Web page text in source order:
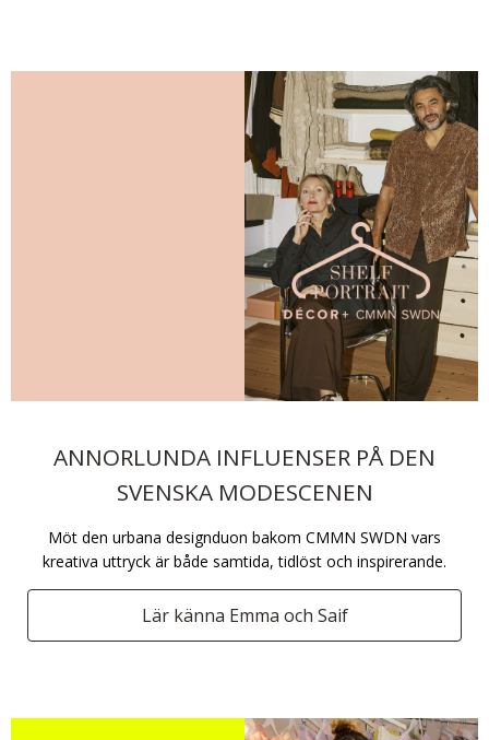
ANNORLUNDA INFLUENSER PÅ DEN
SVENSKA MODESCENEN​
Möt den urbana designduon bakom CMMN SWDN vars
kreativa uttryck är både samtida, tidlöst och inspirerande.​
Lär känna Emma och Saif